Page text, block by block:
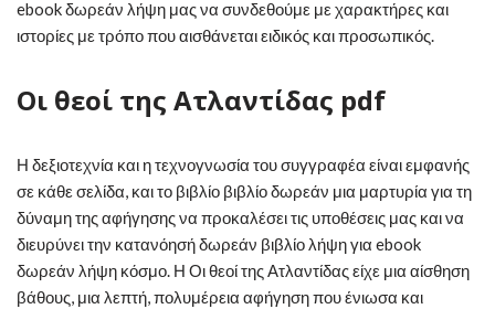
ebook δωρεάν λήψη μας να συνδεθούμε με χαρακτήρες και
ιστορίες με τρόπο που αισθάνεται ειδικός και προσωπικός.
Οι θεοί της Ατλαντίδας pdf
Η δεξιοτεχνία και η τεχνογνωσία του συγγραφέα είναι εμφανής
σε κάθε σελίδα, και το βιβλίο βιβλίο δωρεάν μια μαρτυρία για τη
δύναμη της αφήγησης να προκαλέσει τις υποθέσεις μας και να
διευρύνει την κατανόησή δωρεάν βιβλίο λήψη για ebook
δωρεάν λήψη κόσμο. Η Οι θεοί της Ατλαντίδας είχε μια αίσθηση
βάθους, μια λεπτή, πολυμέρεια αφήγηση που ένιωσα και